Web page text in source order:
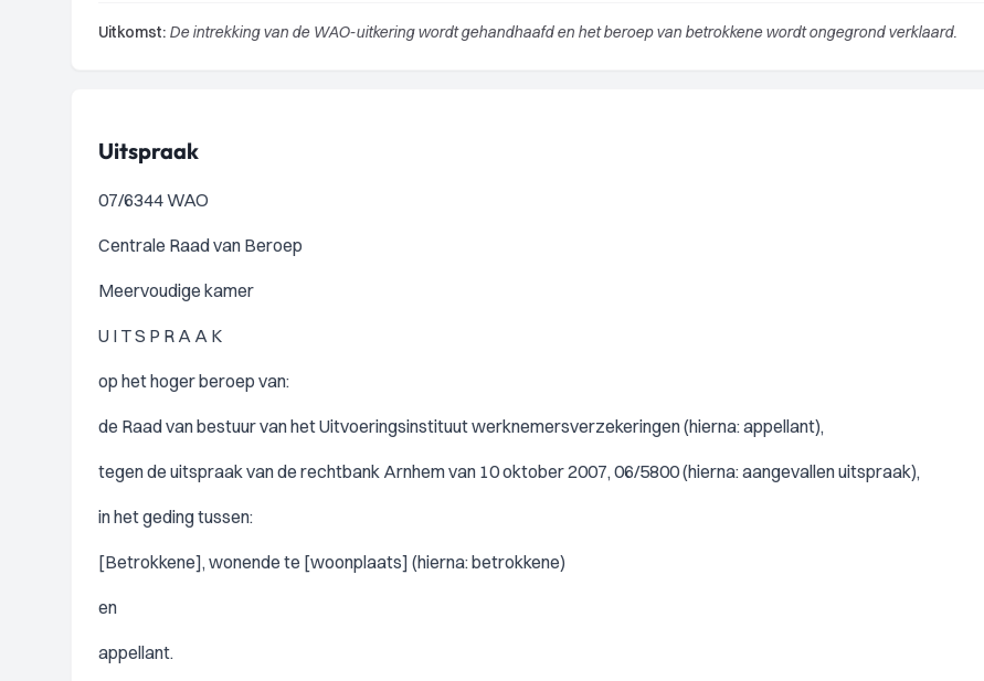
Uitkomst: De intrekking van de WAO-uitkering wordt gehandhaafd en het beroep van betrokkene wordt ongegrond verklaard.
Uitspraak
07/6344 WAO
Centrale Raad van Beroep
Meervoudige kamer
U I T S P R A A K
op het hoger beroep van:
de Raad van bestuur van het Uitvoeringsinstituut werknemersverzekeringen (hierna: appellant),
tegen de uitspraak van de rechtbank Arnhem van 10 oktober 2007, 06/5800 (hierna: aangevallen uitspraak),
in het geding tussen:
[Betrokkene], wonende te [woonplaats] (hierna: betrokkene)
en
appellant.